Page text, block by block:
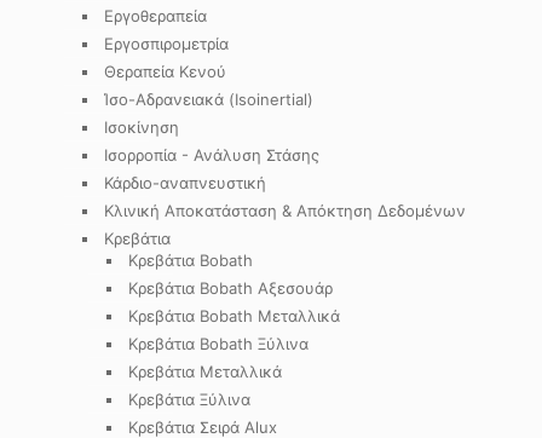
Εργοθεραπεία
Εργοσπιρομετρία
Θεραπεία Κενού
Ίσο-Αδρανειακά (Isoinertial)
Ισοκίνηση
Ισορροπία - Ανάλυση Στάσης
Κάρδιο-αναπνευστική
Κλινική Αποκατάσταση & Απόκτηση Δεδομένων
Κρεβάτια
Κρεβάτια Bobath
Κρεβάτια Bobath Αξεσουάρ
Κρεβάτια Bobath Μεταλλικά
Κρεβάτια Bobath Ξύλινα
Κρεβάτια Μεταλλικά
Κρεβάτια Ξύλινα
Κρεβάτια Σειρά Alux